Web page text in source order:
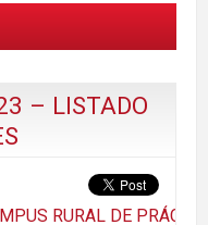
– LISTADO